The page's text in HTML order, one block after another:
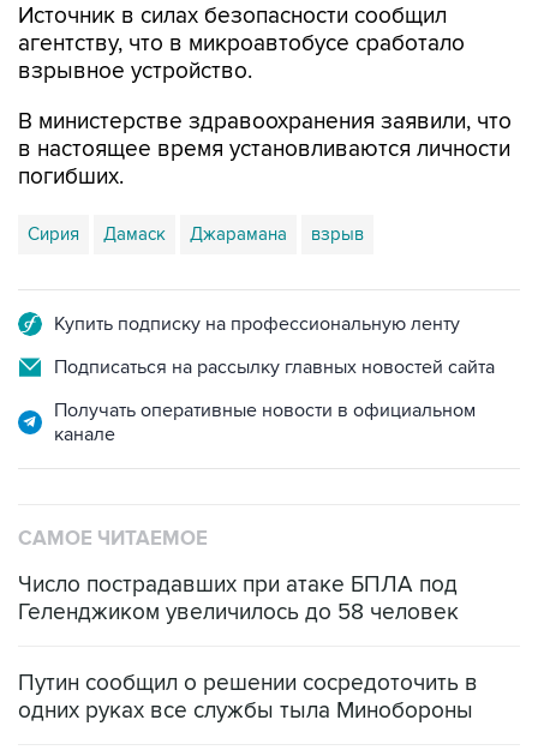
Источник в силах безопасности сообщил
агентству, что в микроавтобусе сработало
взрывное устройство.
В министерстве здравоохранения заявили, что
в настоящее время установливаются личности
погибших.
Сирия Дамаск Джарамана взрыв
Купить подписку на профессиональную ленту
Подписаться на рассылку главных новостей сайта
Получать оперативные новости в официальном
канале
САМОЕ ЧИТАЕМОЕ
Число пострадавших при атаке БПЛА под
Геленджиком увеличилось до 58 человек
Путин сообщил о решении сосредоточить в
одних руках все службы тыла Минобороны